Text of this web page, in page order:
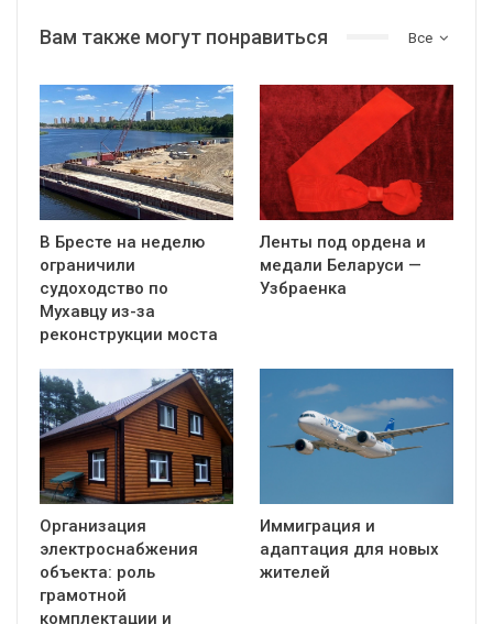
Все
Вам также могут понравиться
В Бресте на неделю
ограничили
судоходство по
Мухавцу из-за
реконструкции моста
Ленты под ордена и
медали Беларуси —
Узбраенка
Организация
электроснабжения
объекта: роль
грамотной
комплектации и
Иммиграция и
адаптация для новых
жителей